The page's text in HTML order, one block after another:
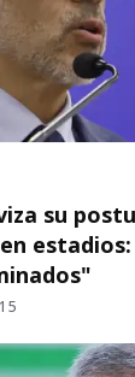
su